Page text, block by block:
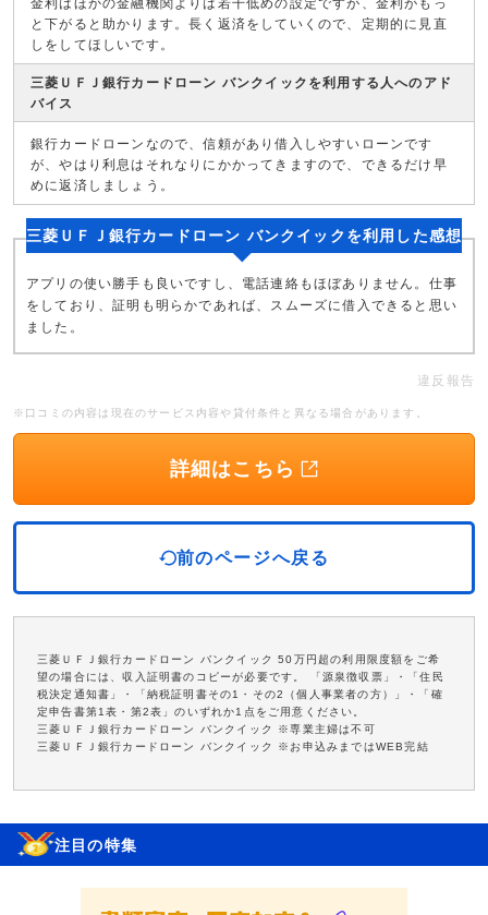
金利はほかの金融機関よりは若干低めの設定ですが、金利がもっ
と下がると助かります。長く返済をしていくので、定期的に見直
しをしてほしいです。
三菱ＵＦＪ銀行カードローン バンクイックを利用する人へのアド
バイス
銀行カードローンなので、信頼があり借入しやすいローンです
が、やはり利息はそれなりにかかってきますので、できるだけ早
めに返済しましょう。
三菱ＵＦＪ銀行カードローン バンクイックを利用した感想
アプリの使い勝手も良いですし、電話連絡もほぼありません。仕事
をしており、証明も明らかであれば、スムーズに借入できると思い
ました。
違反報告
※口コミの内容は現在のサービス内容や貸付条件と異なる場合があります。
詳細はこちら
前のページへ戻る
三菱ＵＦＪ銀行カードローン バンクイック 50万円超の利用限度額をご希
望の場合には、収入証明書のコピーが必要です。 「源泉徴収票」・「住民
税決定通知書」・「納税証明書その1・その2（個人事業者の方）」・「確
定申告書第1表・第2表」のいずれか1点をご用意ください。
三菱ＵＦＪ銀行カードローン バンクイック ※専業主婦は不可
三菱ＵＦＪ銀行カードローン バンクイック ※お申込みまではWEB完結
注目の特集